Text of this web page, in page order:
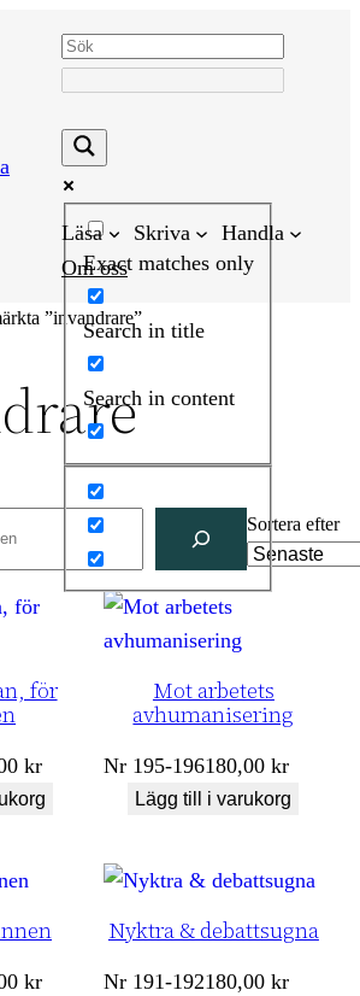
Exact matches only
Search in title
Search in content
Läsa Skriva
Handla
Om oss
”invandrare”
Sortera efter
för
kr
Mot arbetets
avhumanisering
Nr 195-196180,00kr
Lägg till i varukorg
kr
Nyktra & debattsugna
Nr 191-192180,00kr